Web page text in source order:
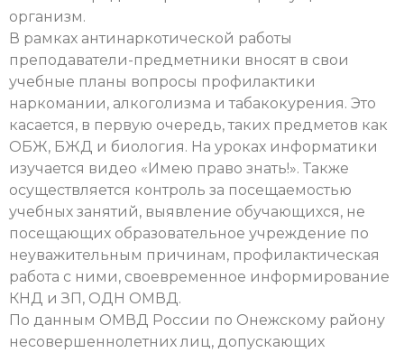
организм.
В рамках антинаркотической работы
преподаватели-предметники вносят в свои
учебные планы вопросы профилактики
наркомании, алкоголизма и табакокурения. Это
касается, в первую очередь, таких предметов как
ОБЖ, БЖД и биология. На уроках информатики
изучается видео «Имею право знать!». Также
осуществляется контроль за посещаемостью
учебных занятий, выявление обучающихся, не
посещающих образовательное учреждение по
неуважительным причинам, профилактическая
работа с ними, своевременное информирование
КНД и ЗП, ОДН ОМВД.
По данным ОМВД России по Онежскому району
несовершеннолетних лиц, допускающих